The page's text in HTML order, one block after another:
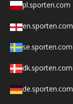
pl.sporten.com
en.sporten.com
se.sporten.com
dk.sporten.com
de.sporten.com